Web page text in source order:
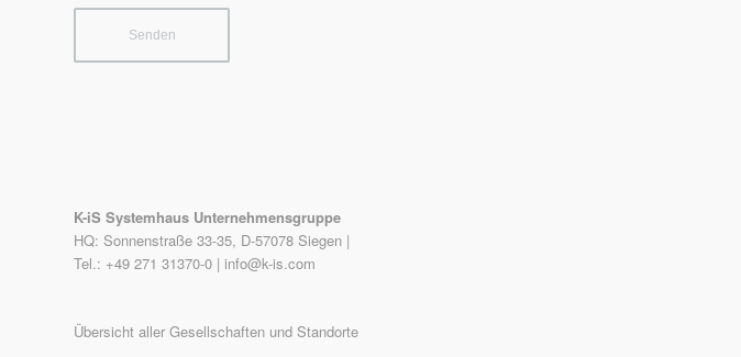
K-iS Systemhaus Unternehmensgruppe
HQ: Sonnenstraße 33-35, D-57078 Siegen |
Tel.: +49 271 31370-0 | info@k-is.com
Übersicht aller Gesellschaften und Standorte